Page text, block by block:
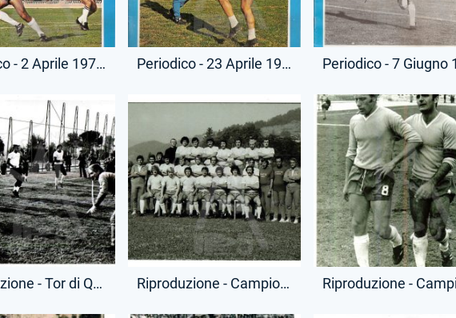
Periodico - 2 Aprile 1976 - Lazio Club Periodico - 23 Aprile 1976 - Lazio Club
Riproduzione - Tor di Quinto - Allenamenti Riproduzione - Campionato Serie A - Squadra Schierata